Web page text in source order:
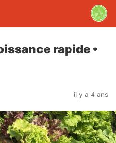
rapide •
il y a 4 ans